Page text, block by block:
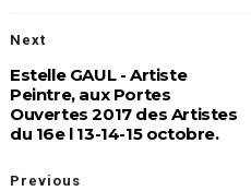
Next
Estelle GAUL - Artiste
Peintre, aux Portes
Ouvertes 2017 des Artistes
du 16e l 13-14-15 octobre.
Previous